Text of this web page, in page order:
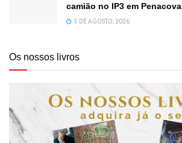
camião no IP3 em Penacova
5 DE AGOSTO, 2026
Os nossos livros